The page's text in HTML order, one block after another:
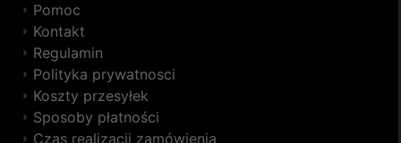
Pomoc
Kontakt
Regulamin
Polityka prywatnosci
Koszty przesyłek
Sposoby płatności
Czas realizacji zamówienia